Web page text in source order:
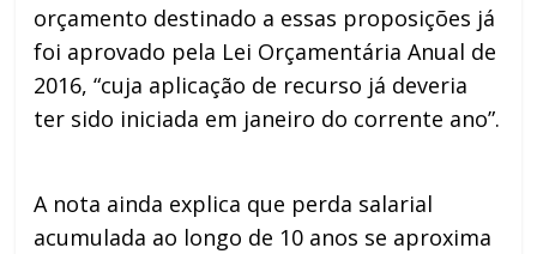
orçamento destinado a essas proposições já
foi aprovado pela Lei Orçamentária Anual de
2016, “cuja aplicação de recurso já deveria
ter sido iniciada em janeiro do corrente ano”.
A nota ainda explica que perda salarial
acumulada ao longo de 10 anos se aproxima